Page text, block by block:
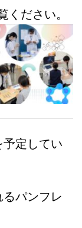
ください。
定してい
パンフレ